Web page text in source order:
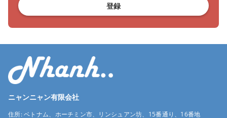
登録
ニャンニャン有限会社
住所:ベトナム、ホーチミン市、リンシュアン坊、15番通り、16番地